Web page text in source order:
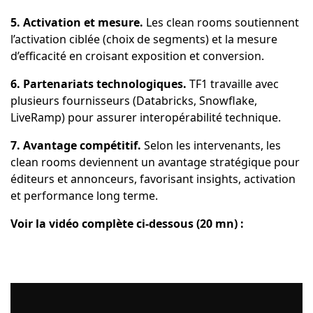
5. Activation et mesure. Les clean rooms soutiennent
l’activation ciblée (choix de segments) et la mesure
d’efficacité en croisant exposition et conversion.
6. Partenariats technologiques. TF1 travaille avec
plusieurs fournisseurs (Databricks, Snowflake,
LiveRamp) pour assurer interopérabilité technique.
7. Avantage compétitif. Selon les intervenants, les
clean rooms deviennent un avantage stratégique pour
éditeurs et annonceurs, favorisant insights, activation
et performance long terme.
Voir la vidéo complète ci-dessous (20 mn) :